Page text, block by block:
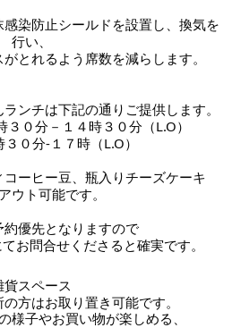
感染防止シールドを設置し、換気を
行い、
とれるよう席数を減らします。
ンチは下記の通りご提供します。
０分－１４時３０分（L.O）
３０分-１７時 （L.O）
ーヒー豆、瓶入りチーズケーキ
ウト可能です。
優先となりますので
お問合せくださると確実です。
スペース
方はお取り置き可能です。
様子やお買い物が楽しめる、